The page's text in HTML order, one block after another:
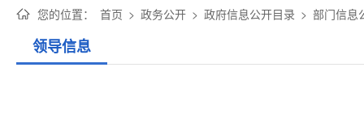
您的位置： 首页 > 政务公开 > 政府信息公开目录 > 部门信息
领导信息